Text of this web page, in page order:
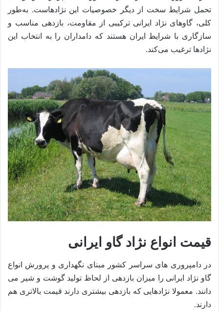
تحمل شرایط سخت از دیگر خصوصیات این نژادهاست. به‌طور
کلی، گاوهای نژاد ایرانی ترکیبی از مقاومت، بازدهی مناسب و
سازگاری با شرایط ایران هستند که دامداران را به انتخاب این
نژادها ترغیب می‌کند.
قیمت انواع نژاد گاو ایرانی
در دامپروری های سراسر کشور مبنای نگهداری و پرورش انواع
گاو نژاد ایرانی را میزان بازدهی از لحاظ تولید گوشت و شیر می
دانند. معمولا نژادهایی که بازدهی بیشتری دارند قیمت بالاتری هم
دارند.